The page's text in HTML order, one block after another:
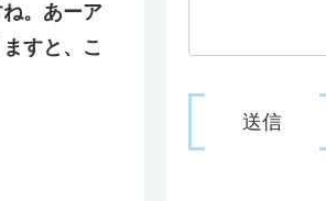
。あーア
すと、こ